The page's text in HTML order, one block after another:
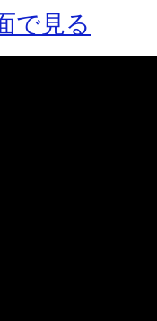
で見る